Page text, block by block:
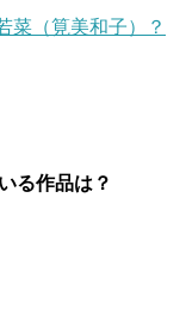
（筧美和子）？
る作品は？